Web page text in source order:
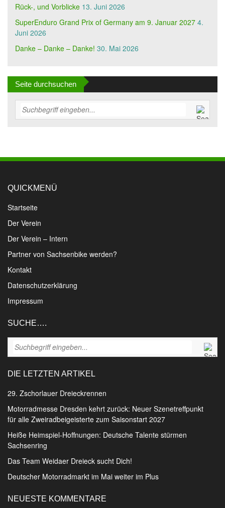
Rück-, und Vorblicke 13. Juni 2026
SuperEnduro Grand Prix of Germany am 9. Januar 2027 4.
Juni 2026
Danke – Danke – Danke! 30. Mai 2026
Seite durchsuchen
QUICKMENÜ
Startseite
Der Verein
Der Verein – Intern
Partner von Sachsenbike werden?
Kontakt
Datenschutzerklärung
Impressum
SUCHE….
DIE LETZTEN ARTIKEL
29. Zschorlauer Dreieckrennen
Motorradmesse Dresden kehrt zurück: Neuer Szenetreffpunkt
für alle Zweiradbeigeisterte zum Saisonstart 2027
Heiße Heimspiel-Hoffnungen: Deutsche Talente stürmen
Sachsenring
Das Team Weidaer Dreieck sucht Dich!
Deutscher Motorradmarkt im Mai weiter im Plus
NEUESTE KOMMENTARE